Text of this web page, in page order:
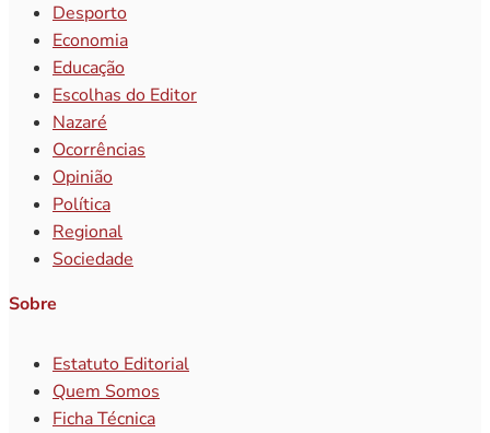
Desporto
Economia
Educação
Escolhas do Editor
Nazaré
Ocorrências
Opinião
Política
Regional
Sociedade
Sobre
Estatuto Editorial
Quem Somos
Ficha Técnica